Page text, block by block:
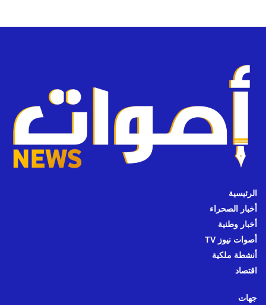
الرئيسية
أخبار الصحراء
أخبار وطنية
أصوات نيوز TV
أنشطة ملكية
اقتصاد
جهات